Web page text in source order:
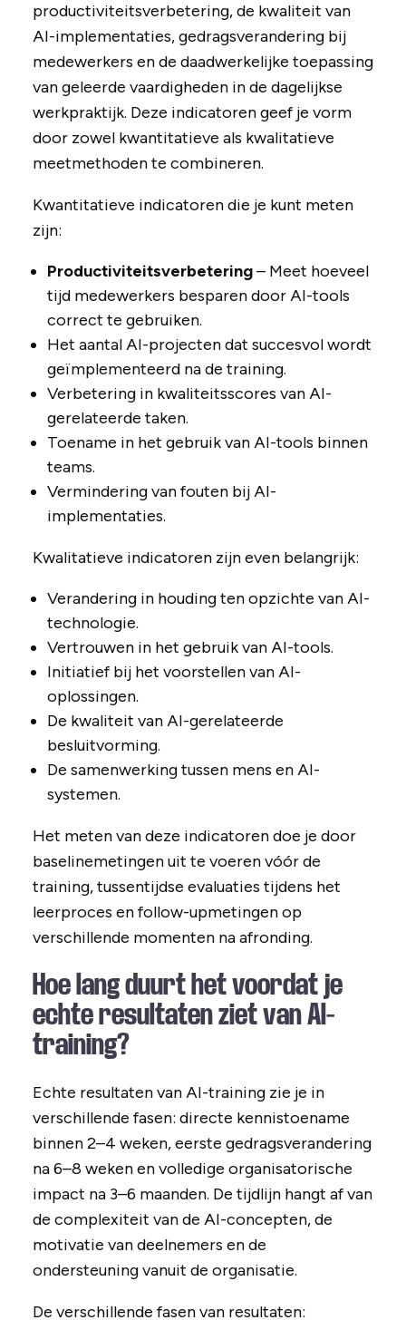
productiviteitsverbetering, de kwaliteit van
AI-implementaties, gedragsverandering bij
medewerkers en de daadwerkelijke toepassing
van geleerde vaardigheden in de dagelijkse
werkpraktijk. Deze indicatoren geef je vorm
door zowel kwantitatieve als kwalitatieve
meetmethoden te combineren.
Kwantitatieve indicatoren die je kunt meten
zijn:
Productiviteitsverbetering– Meet hoeveel
tijd medewerkers besparen door AI-tools
correct te gebruiken.
Het aantal AI-projecten dat succesvol wordt
geïmplementeerd na de training.
Verbetering in kwaliteitsscores van AI-
gerelateerde taken.
Toename in het gebruik van AI-tools binnen
teams.
Vermindering van fouten bij AI-
implementaties.
Kwalitatieve indicatoren zijn even belangrijk:
Verandering in houding ten opzichte van AI-
technologie.
Vertrouwen in het gebruik van AI-tools.
Initiatief bij het voorstellen van AI-
oplossingen.
De kwaliteit van AI-gerelateerde
besluitvorming.
De samenwerking tussen mens en AI-
systemen.
Het meten van deze indicatoren doe je door
baselinemetingen uit te voeren vóór de
training, tussentijdse evaluaties tijdens het
leerproces en follow-upmetingen op
verschillende momenten na afronding.
Hoe lang duurt het voordat je
echte resultaten ziet van AI-
training?
Echte resultaten van AI-training zie je in
verschillende fasen: directe kennistoename
binnen 2–4 weken, eerste gedragsverandering
na 6–8 weken en volledige organisatorische
impact na 3–6 maanden. De tijdlijn hangt af van
de complexiteit van de AI-concepten, de
motivatie van deelnemers en de
ondersteuning vanuit de organisatie.
De verschillende fasen van resultaten: